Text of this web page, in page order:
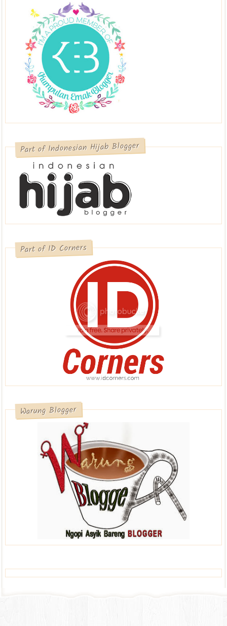
Part of Indonesian Hijab Blogger
Part of ID Corners
Warung Blogger